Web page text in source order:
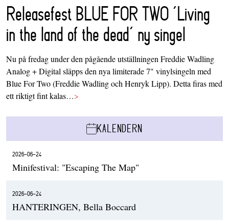
Releasefest BLUE FOR TWO ‘Living
in the land of the dead’ ny singel
Nu på fredag under den pågående utställningen Freddie Wadling
Analog + Digital släpps den nya limiterade 7" vinylsingeln med
Blue For Two (Freddie Wadling och Henryk Lipp). Detta firas med
ett riktigt fint kalas…>
KALENDERN
2026-06-24
Minifestival: "Escaping The Map"
2026-06-24
HANTERINGEN, Bella Boccard